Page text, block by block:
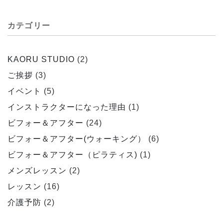
カテゴリー
KAORU STUDIO (2)
ご挨拶 (3)
イベント
(5)
インストラクターになった理由 (1)
ビフォー＆アフター (24)
ビフォー＆アフター(ウォーキング）
(6)
ビフォー＆アフター（ピラティス) (1)
メンズレッスン (2)
レッスン (16)
介護予防 (2)